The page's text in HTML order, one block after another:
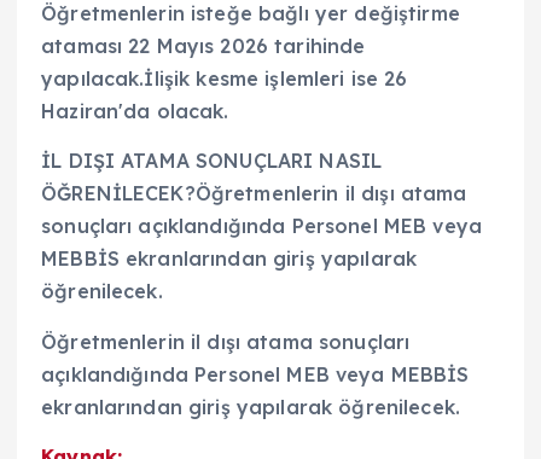
Öğretmenlerin isteğe bağlı yer değiştirme
ataması 22 Mayıs 2026 tarihinde
yapılacak.İlişik kesme işlemleri ise 26
Haziran'da olacak.
İL DIŞI ATAMA SONUÇLARI NASIL
ÖĞRENİLECEK?Öğretmenlerin il dışı atama
sonuçları açıklandığında Personel MEB veya
MEBBİS ekranlarından giriş yapılarak
öğrenilecek.
Öğretmenlerin il dışı atama sonuçları
açıklandığında Personel MEB veya MEBBİS
ekranlarından giriş yapılarak öğrenilecek.